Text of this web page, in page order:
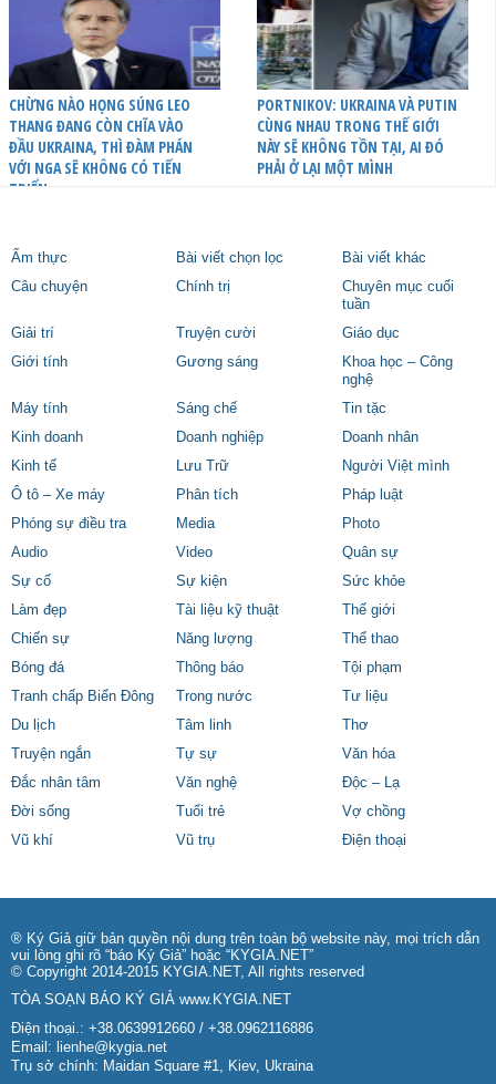
CHỪNG NÀO HỌNG SÚNG LEO
THANG ĐANG CÒN CHĨA VÀO
ĐẦU UKRAINA, THÌ ĐÀM PHÁN
VỚI NGA SẼ KHÔNG CÓ TIẾN
TRIỂN
PORTNIKOV: UKRAINA VÀ PUTIN
CÙNG NHAU TRONG THẾ GIỚI
NÀY SẼ KHÔNG TỒN TẠI, AI ĐÓ
PHẢI Ở LẠI MỘT MÌNH
Ẩm thực Bài viết chọn lọc
Bài viết khác
Câu chuyện
Chính trị
Chuyên mục cuối
tuần
Giải trí
Truyện cười
Giáo dục
Giới tính
Gương sáng
Khoa học – Công
nghệ
Máy tính
Sáng chế
Tin tặc
Kinh doanh
Doanh nghiệp
Doanh nhân
Kinh tế
Lưu Trữ
Người Việt mình
Ô tô – Xe máy
Phân tích
Pháp luật
Phóng sự điều tra
Media
Photo
Audio
Video
Quân sự
Sự cố
Sự kiện
Sức khỏe
Làm đẹp
Tài liệu kỹ thuật
Thế giới
Chiến sự
Năng lượng
Thể thao
Bóng đá
Thông báo
Tội phạm
Tranh chấp Biển Đông
Trong nước
Tư liệu
Du lịch
Tâm linh
Thơ
Truyện ngắn
Tự sự
Văn hóa
Đắc nhân tâm
Văn nghệ
Độc – Lạ
Đời sống
Tuổi trẻ
Vợ chồng
Vũ khí
Vũ trụ Điện thoại
® Ký Giả giữ bản quyền nội dung trên toàn bộ website này, mọi trích dẫn
vui lòng ghi rõ “báo Ký Giả” hoặc “KYGIA.NET”
© Copyright 2014-2015 KYGIA.NET, All rights reserved
TÒA SOẠN BÁO KÝ GIẢ www.KYGIA.NET
Điện thoại.: +38.0639912660 / +38.0962116886
Email: lienhe@kygia.net
Trụ sở chính: Maidan Square #1, Kiev, Ukraina